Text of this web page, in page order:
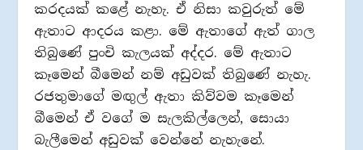
කරදයක් කළේ නැහැ. ඒ නිසා කවුරුත් මේ
ඇතාට ආදරය කළා. මේ ඇතාගේ ඇත් ගාල
තිබුණේ පුංචි කැලයක් අද්දර. මේ ඇතාට
කෑමෙන් බීමෙන් නම් අඩුවක් තිබුණේ නැහැ.
රජතුමාගේ මඟුල් ඇතා කිව්වම කෑමෙන්
බීමෙන් ඒ වගේ ම සැලකිල්ලෙන්, සොයා
බැලීමෙන් අඩුවක් වෙන්නේ නැහැනේ.